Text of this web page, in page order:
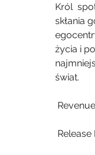
Król
skłania
życia i
świat.
Release